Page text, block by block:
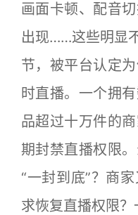
画面卡顿、配音
出现……这些明显
节，被平台认定
时直播。一个拥
品超过十万件的
期封禁直播权限
“一封到底”？商
求恢复直播权限？